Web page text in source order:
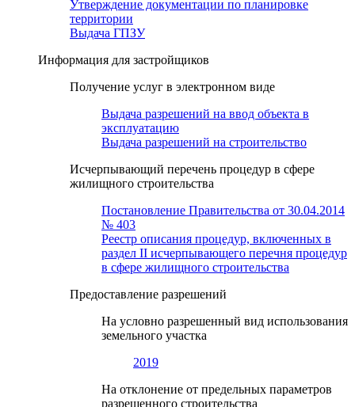
Утверждение документации по планировке
территории
Выдача ГПЗУ
Информация для застройщиков
Получение услуг в электронном виде
Выдача разрешений на ввод объекта в
эксплуатацию
Выдача разрешений на строительство
Исчерпывающий перечень процедур в сфере
жилищного строительства
Постановление Правительства от 30.04.2014
№ 403
Реестр описания процедур, включенных в
раздел II исчерпывающего перечня процедур
в сфере жилищного строительства
Предоставление разрешений
На условно разрешенный вид использования
земельного участка
2019
На отклонение от предельных параметров
разрешенного строительства